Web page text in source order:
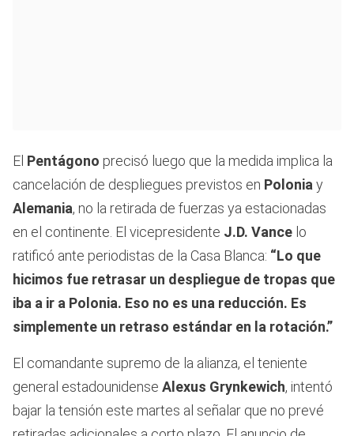
El Pentágono precisó luego que la medida implica la
cancelación de despliegues previstos en Polonia y
Alemania, no la retirada de fuerzas ya estacionadas
en el continente. El vicepresidente J.D. Vance lo
ratificó ante periodistas de la Casa Blanca: “Lo que
hicimos fue retrasar un despliegue de tropas que
iba a ir a Polonia. Eso no es una reducción. Es
simplemente un retraso estándar en la rotación.”
El comandante supremo de la alianza, el teniente
general estadounidense Alexus Grynkewich, intentó
bajar la tensión este martes al señalar que no prevé